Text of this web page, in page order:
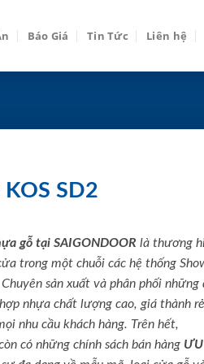
Báo Giá Tin Tức Liên hệ
KOS SD2
gỗ tại SAIGONDOOR là thương
trong một chuỗi các hệ thống
sản xuất và phân phối những
nhựa chất lượng cao, giá thành
nhu cầu khách hàng. Trên hết,
có những chính sách bán hàng